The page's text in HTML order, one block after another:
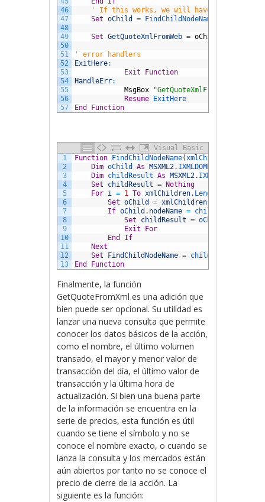
46
47
48
49
50
51
52
53
54
55
56
57
' If this works, we will have the XML
Set oChild = FindChildNodeName
Set GetQuoteXmlFromWeb = oChild
' error handlers
ExitHere:
Exit
Function
HandleErr:
MsgBox
"GetQuoteXmlFromWeb Error "
Resume
ExitHere
End
Function
Visual Basic
1
2
3
4
5
6
7
8
9
10
11
12
13
Function FindChildNodeName(xmlChildren
Dim oChild As MSXML2. IXMLDOMNode
Dim childResult As MSXML2. IXMLDOMNode
Set
childResult =
Nothing
For i = 1 To xmlChildren. Length
Set oChild = xmlChildren
If oChild . nodeName = childName
Set
childResult = oChild
Exit
For
End
If
Next
Set
FindChildNodeName = childResult
End
Function
Finalmente, la función
GetQuoteFromXml es una adición que
bien puede ser opcional. Su utilidad es
lanzar una nueva consulta que permite
conocer los datos básicos de la acción,
como el nombre, el último volumen
transado, el mayor y menor valor de
transacción del día, el último valor de
transacción y la última hora de
actualización. Si bien una buena parte
de la información se encuentra en la
serie de precios, esta función es útil
cuando se tiene el símbolo y no se
conoce el nombre exacto, o cuando se
lanza la consulta y los mercados están
aún abiertos por tanto no se conoce el
precio de cierre de la acción. La
siguiente es la función: